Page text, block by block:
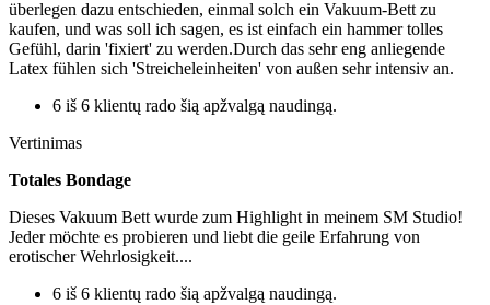
überlegen dazu entschieden, einmal solch ein Vakuum-Bett zu
kaufen, und was soll ich sagen, es ist einfach ein hammer tolles
Gefühl, darin 'fixiert' zu werden.Durch das sehr eng anliegende
Latex fühlen sich 'Streicheleinheiten' von außen sehr intensiv an.
6 iš 6 klientų rado šią apžvalgą naudingą.
Vertinimas
Totales Bondage
Dieses Vakuum Bett wurde zum Highlight in meinem SM Studio!
Jeder möchte es probieren und liebt die geile Erfahrung von
erotischer Wehrlosigkeit....
6 iš 6 klientų rado šią apžvalgą naudingą.